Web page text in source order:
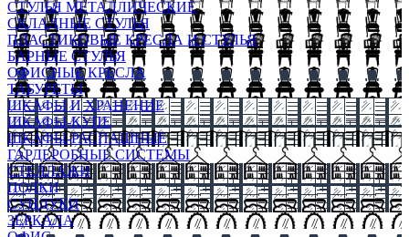
СТУЛЬЯ МЕТАЛЛИЧЕСКИЕ
СКЛАДНЫЕ СТУЛЬЯ
ПЛАСТИКОВЫЕ КРЕСЛА И СТУЛЬЯ
БАРНЫЕ СТУЛЬЯ
ОФИСНЫЕ КРЕСЛА
ТАБУРЕТЫ
ШКАФЫ И ХРАНЕНИЕ
ШКАФЫ-КУПЕ
ШКАФЫ-РАСПАШНЫЕ
ГАРДЕРОБНЫЕ СИСТЕМЫ
СТЕЛЛАЖИ
ПОЛКИ
СУНДУКИ
ЗЕРКАЛА